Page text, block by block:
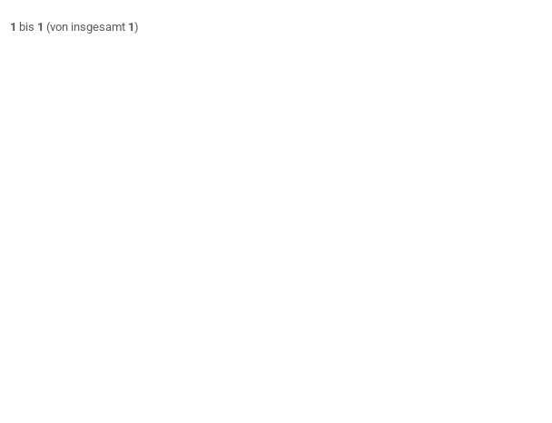
1 bis 1 (von insgesamt 1)